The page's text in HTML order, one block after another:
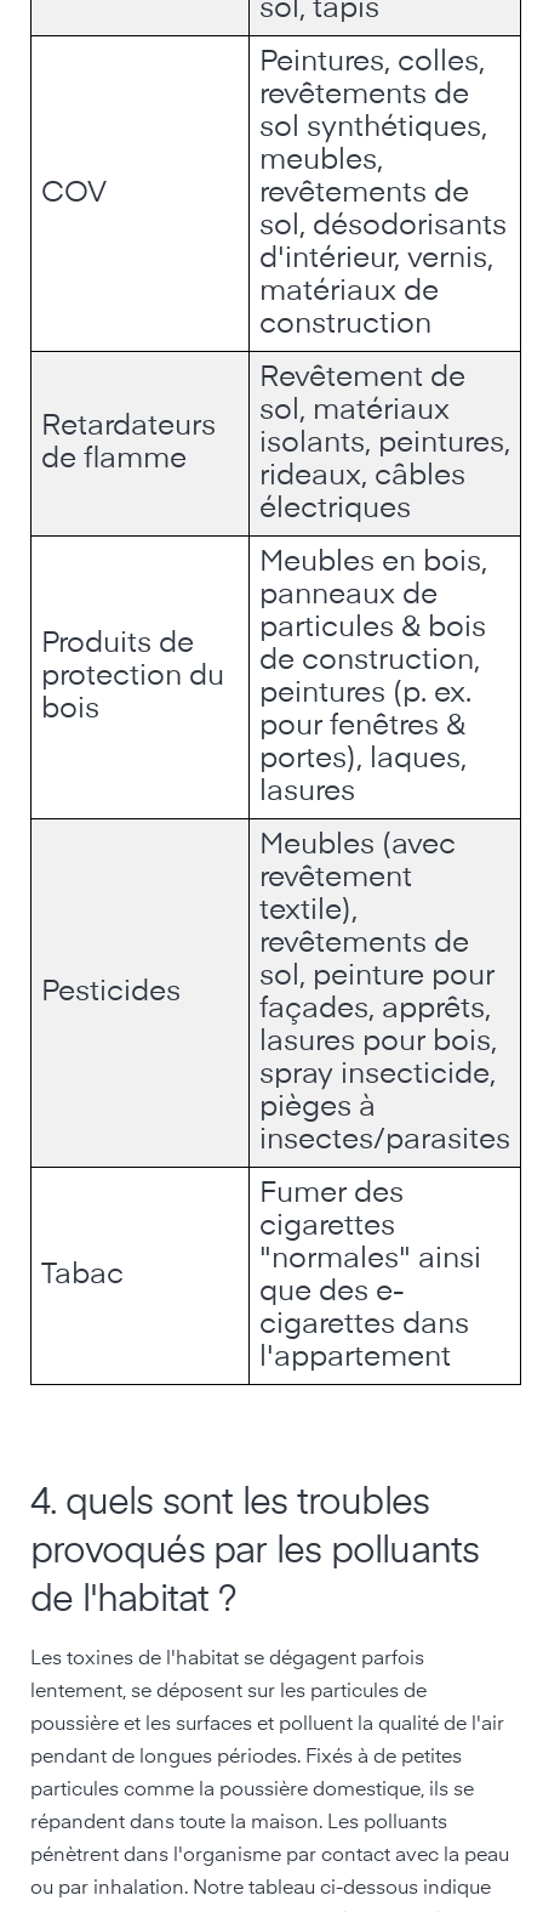
sol, tapis
COV
Peintures, colles,
revêtements de
sol synthétiques,
meubles,
revêtements de
sol, désodorisants
d'intérieur, vernis,
matériaux de
construction
Retardateurs
de flamme
Revêtement de
sol, matériaux
isolants, peintures,
rideaux, câbles
électriques
Produits de
protection du
bois
Meubles en bois,
panneaux de
particules & bois
de construction,
peintures (p. ex.
pour fenêtres &
portes), laques,
lasures
Pesticides
Meubles (avec
revêtement
textile),
revêtements de
sol, peinture pour
façades, apprêts,
lasures pour bois,
spray insecticide,
pièges à
insectes/parasites
Tabac
Fumer des
cigarettes
"normales" ainsi
que des e-
cigarettes dans
l'appartement
4. quels sont les troubles
provoqués par les polluants
de l'habitat ?
Les toxines de l'habitat se dégagent parfois
lentement, se déposent sur les particules de
poussière et les surfaces et polluent la qualité de l'air
pendant de longues périodes. Fixés à de petites
particules comme la poussière domestique, ils se
répandent dans toute la maison. Les polluants
pénètrent dans l'organisme par contact avec la peau
ou par inhalation. Notre tableau ci-dessous indique